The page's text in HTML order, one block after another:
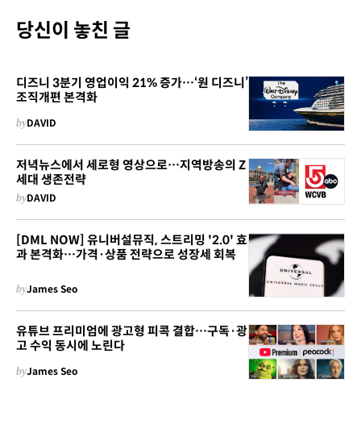
당신이 놓친 글
디즈니 3분기 영업이익 21% 증가…‘원 디즈니’
조직개편 본격화
byDAVID
저녁뉴스에서 세로형 영상으로…지역방송의 Z
세대 생존전략
byDAVID
[DML NOW] 유니버설뮤직, 스트리밍 '2.0' 효
과 본격화…가격·상품 전략으로 성장세 회복
byJames Seo
유튜브 프리미엄에 광고형 피콕 결합…구독·광
고 수익 동시에 노린다
byJames Seo